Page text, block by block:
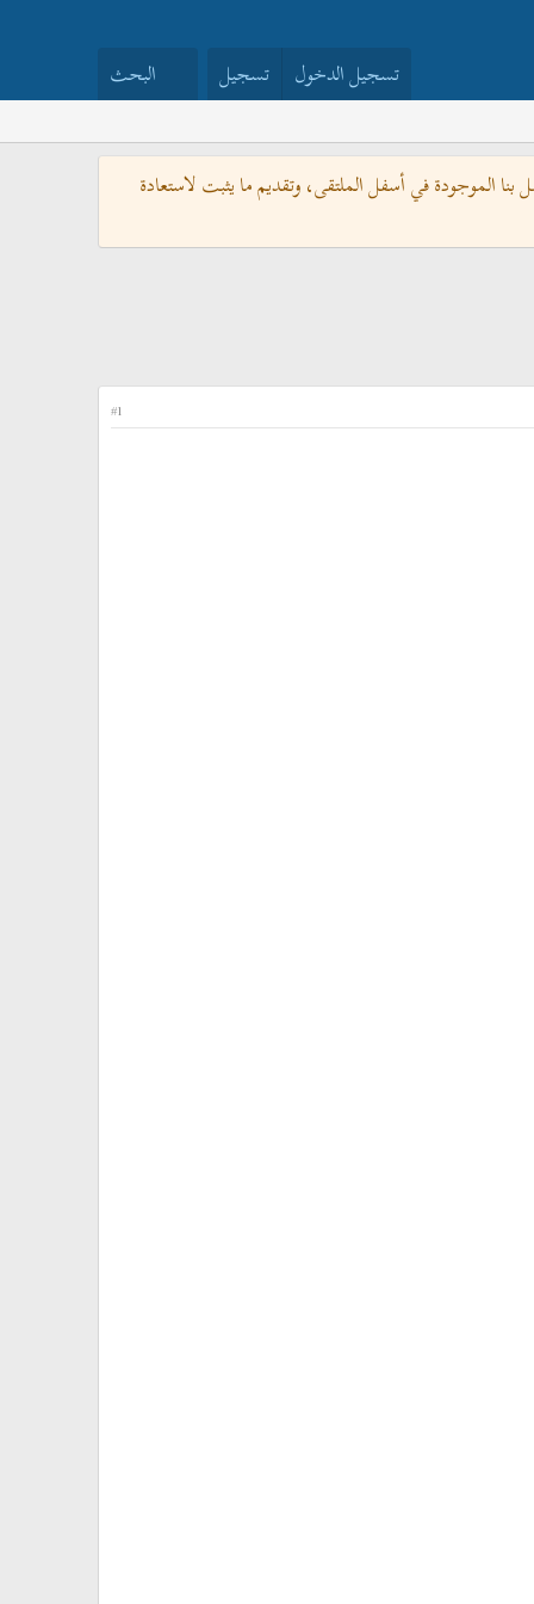
تسجيل الدخول تسجيل البحث
الموجودة في أسفل الملتقى، وتقديم ما يثبت لاستعادة
#1